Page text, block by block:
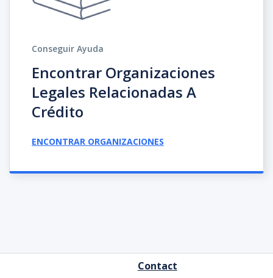
Conseguir Ayuda
Encontrar Organizaciones
Legales Relacionadas A
Crédito
ENCONTRAR ORGANIZACIONES
FOOTERContact